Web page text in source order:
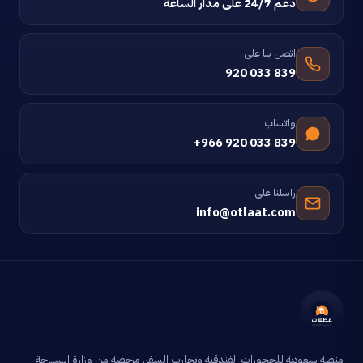
اتصل بنا على
920 033 839
واتساب
+966 920 033 839
راسلنا على
info@otlaat.com
منصة سعودية للحجوزات الفندقية وتجارب السفر. مرخصة من وزارة السياحة